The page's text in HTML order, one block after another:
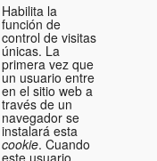
Habilita la
función de
control de visitas
únicas. La
primera vez que
un usuario entre
en el sitio web a
través de un
navegador se
instalará esta
cookie. Cuando
este usuario